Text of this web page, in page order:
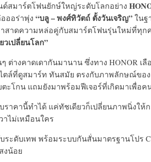
ด์สมาร์ตโฟนยักษ์ใหญ่ระดับโลกอย่าง
ออร่าพุ่ง “บลู – พงศ์ทิวัตถ์ ตั้งวันเจริญ”ในฐ
าสาดความหล่อคู่กับสมาร์ตโฟนรุ่นใหม่ที่ทุก
วเปลี่ยนโลก”
างคาดเดากันมานาน ซึ่งทาง HONOR เลื
ล์ที่ดูสมาร์ท ทันสมัย ตรงกับภาพลักษณ์ของ
โกน แถมยังมาพร้อมฟีเจอร์ที่เกิดมาเพื่อค
าคานี้ทำได้ แค่ทัชเดียวก็เปลี่ยนภาพนิ่งให้
ไม่เหมือนใคร
ะดับเทพ พร้อมระบบกันสั่นมาตรฐานโปร
งน้อย